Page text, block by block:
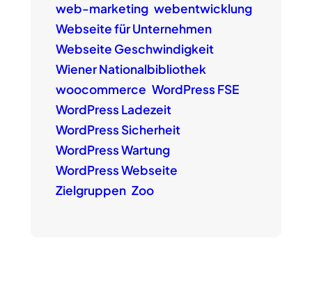
web-marketing webentwicklung
Webseite für Unternehmen
Webseite Geschwindigkeit
Wiener Nationalbibliothek
woocommerce WordPress FSE
WordPress Ladezeit
WordPress Sicherheit
WordPress Wartung
WordPress Webseite
Zielgruppen Zoo